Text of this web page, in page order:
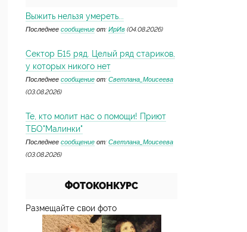
Выжить нельзя умереть...
Последнее сообщение от: ИрИв (04.08.2026)
Сектор Б15 ряд. Целый ряд стариков,
у которых никого нет
Последнее сообщение от: Светлана_Моисеева
(03.08.2026)
Те, кто молит нас о помощи! Приют
ТБО"Малинки"
Последнее сообщение от: Светлана_Моисеева
(03.08.2026)
ФОТОКОНКУРС
Размещайте свои фото